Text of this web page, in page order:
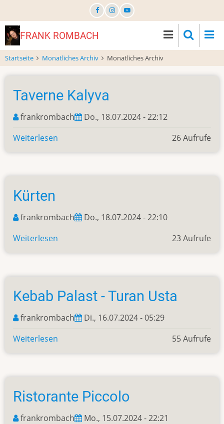
zum
InhaltFRANK ROMBACH
Startseite Monatliches Archiv Monatliches Archiv
Taverne Kalyva
frankrombach
Do., 18.07.2024 - 22:12
Weiterlesen
26 Aufrufe
Kürten
frankrombach
Do., 18.07.2024 - 22:10
Weiterlesen
23 Aufrufe
Kebab Palast - Turan Usta
frankrombach
Di., 16.07.2024 - 05:29
Weiterlesen
-
Usta
55 Aufrufe
Ristorante Piccolo
frankrombach
Mo., 15.07.2024 - 22:21